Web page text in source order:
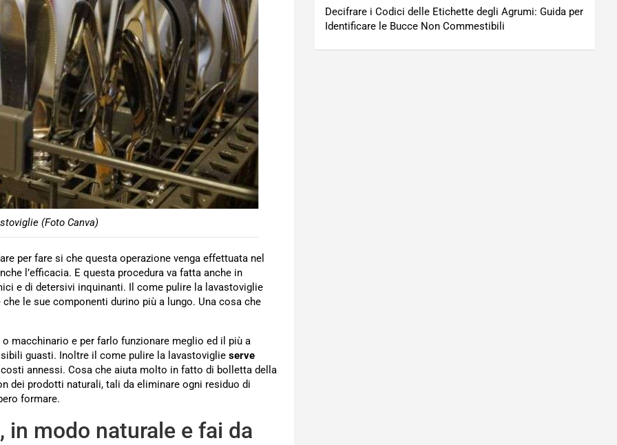
(Foto Canva)
per fare si che questa operazione venga effettuata nel
l’efficacia. E questa procedura va fatta anche in
e di detersivi inquinanti. Il come pulire la lavastoviglie
le sue componenti durino più a lungo. Una cosa che
macchinario e per farlo funzionare meglio ed il più a
guasti. Inoltre il come pulire la lavastoviglie serve
annessi. Cosa che aiuta molto in fatto di bolletta della
dei prodotti naturali, tali da eliminare ogni residuo di
formare.
modo naturale e fai da
Decifrare i Codici delle Etichette degli Agrumi: Guida per
Identificare le Bucce Non Commestibili